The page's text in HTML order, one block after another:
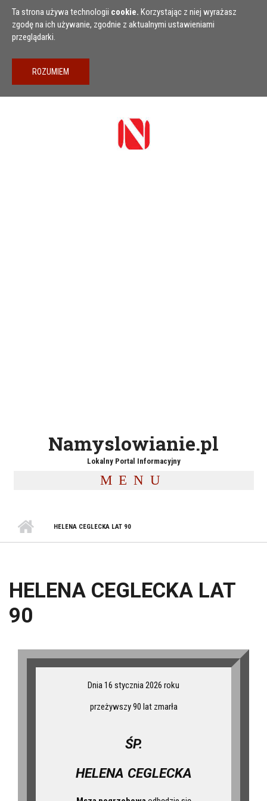
Przejdź do treści
Ta strona używa technologii cookie. Korzystając z niej wyrażasz
zgodę na ich używanie, zgodnie z aktualnymi ustawieniami
przeglądarki.
Namyslowianie.pl
Lokalny Portal Informacyjny
MENU
HELENA CEGLECKA LAT 90
HELENA CEGLECKA LAT
90
Dnia 16 stycznia 2026 roku
przeżywszy 90 lat zmarła
ŚP.
HELENA CEGLECKA